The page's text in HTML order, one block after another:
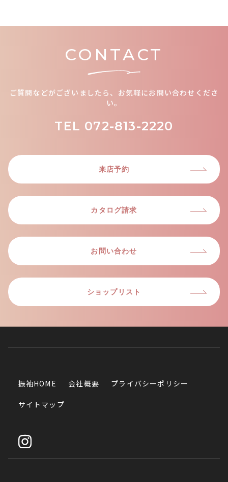
CONTACT
ご質問などがございましたら、お気軽にお問い合わせくださ
い。
TEL 072-813-2220
来店予約
カタログ請求
お問い合わせ
ショップリスト
振袖HOME 会社概要 プライバシーポリシー
サイトマップ